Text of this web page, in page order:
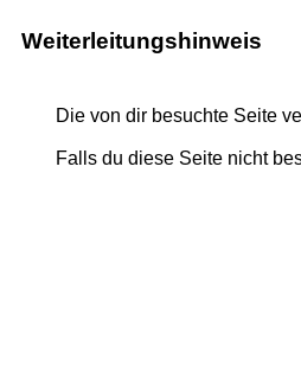
Weiterleitungshinweis
Die von dir besuchte Seite
Falls du diese Seite nicht